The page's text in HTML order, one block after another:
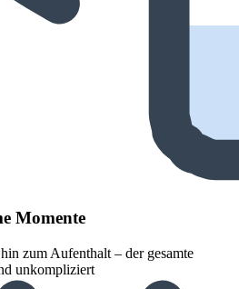
Momente
zum Aufenthalt – der gesamte
unkompliziert